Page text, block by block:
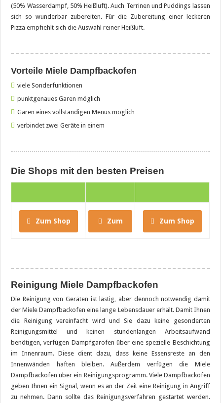
(50% Wasserdampf, 50% Heißluft). Auch Terrinen und Puddings lassen
sich so wunderbar zubereiten. Für die Zubereitung einer leckeren
Pizza empfiehlt sich die Auswahl reiner Heißluft.
Vorteile Miele Dampfbackofen
viele Sonderfunktionen
punktgenaues Garen möglich
Garen eines vollständigen Menüs möglich
verbindet zwei Geräte in einem
Die Shops mit den besten Preisen
Zum Shop Zum Zum Shop
Reinigung Miele Dampfbackofen
Die Reinigung von Geräten ist lästig, aber dennoch notwendig damit
der Miele Dampfbackofen eine lange Lebensdauer erhält. Damit Ihnen
die Reinigung vereinfacht wird und Sie dazu keine gesonderten
Reinigungsmittel und keinen stundenlangen Arbeitsaufwand
benötigen, verfügen Dampfgarofen über eine spezielle Beschichtung
im Innenraum. Diese dient dazu, dass keine Essensreste an den
Innenwänden haften bleiben. Außerdem verfügen die Miele
Dampfbackofen über ein Reinigungsprogramm. Viele Dampfbacköfen
geben Ihnen ein Signal, wenn es an der Zeit eine Reinigung in Angriff
zu nehmen. Dann sollte das Reinigungsverfahren gestartet werden.